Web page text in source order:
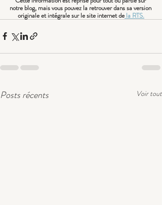
notre blog, mais vous pouvez la retrouver dans sa version
originale et intégrale sur le site internet de la RTS.
Posts récents Voir tout